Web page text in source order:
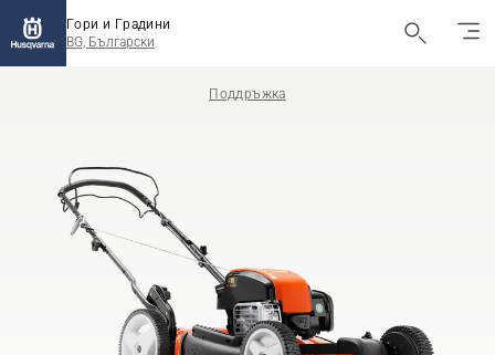
Гори и Градини
BG, Български
Поддръжка